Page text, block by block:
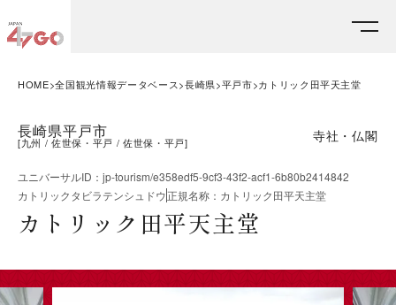
HOME 全国観光情報データベース 長崎県 平戸市 カトリック田平天主堂
長崎県平戸市
[九州 佐世保・平戸 佐世保・平戸] 寺社・仏閣
ユニバーサルID ： jp-tourism/e358edf5-9cf3-43f2-acf1-6b80b2414842
カトリックタビラテンシュドウ正規名称 ： カトリック田平天主堂
カトリック田平天主堂